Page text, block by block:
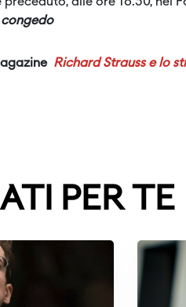
congedo
Richard Strauss e lo
PER TE